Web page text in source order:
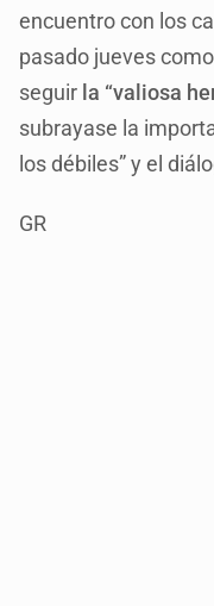
encuentro con los
pasado jueves
seguir la “valiosa
subrayase la
los débiles” y el
GR